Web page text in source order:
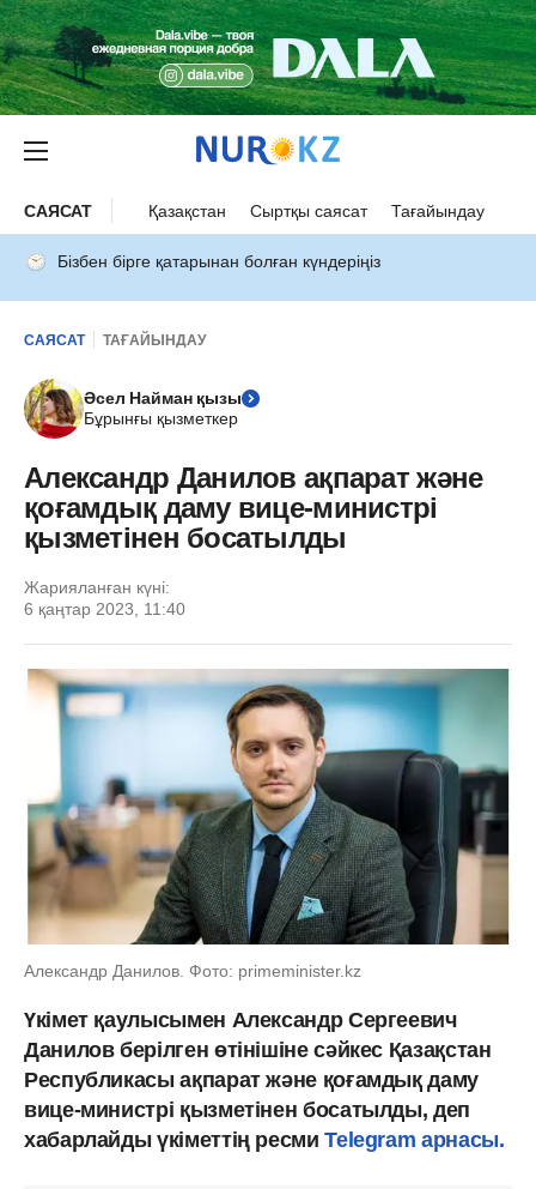
САЯСАТ Қазақстан Сыртқы саясат Тағайындау
Бізбен бірге қатарынан болған күндеріңіз
САЯСАТ ТАҒАЙЫНДАУ
Әсел Найман қызы
Бұрынғы қызметкер
Александр Данилов ақпарат және
қоғамдық даму вице-министрі
қызметінен босатылды
Жарияланған күні:
6 қаңтар 2023, 11:40
Александр Данилов. Фото: primeminister.kz
Үкімет қаулысымен Александр Сергеевич
Данилов берілген өтінішіне сәйкес Қазақстан
Республикасы ақпарат және қоғамдық даму
вице-министрі қызметінен босатылды, деп
хабарлайды үкіметтің ресмиTelegram арнасы.